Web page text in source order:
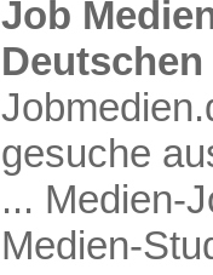
Job
gesuche
... Medien-
Medien-